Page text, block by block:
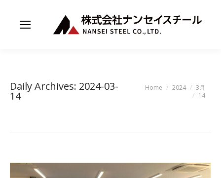
Daily Archives: 2024-03-
14
You are here:
Home 2024
3月
14